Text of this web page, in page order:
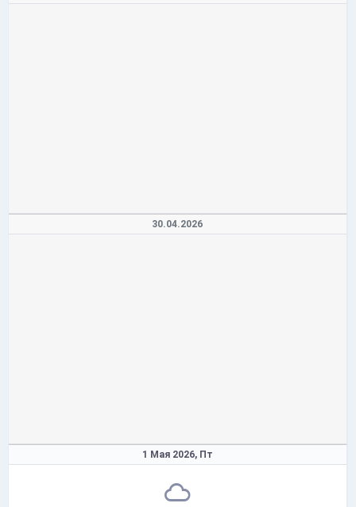
30.04.2026
1 Мая 2026, Пт